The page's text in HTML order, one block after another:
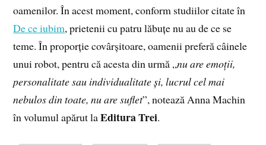
oamenilor. În acest moment, conform studiilor citate în
De ce iubim, prietenii cu patru lăbuțe nu au de ce se
teme. În proporție covârșitoare, oamenii preferă câinele
unui robot, pentru că acesta din urmă „nu are emoții,
personalitate sau individualitate și, lucrul cel mai
nebulos din toate, nu are suflet”, notează Anna Machin
în volumul apărut laEditura Trei.